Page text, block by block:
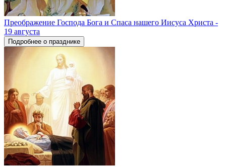
Преображение Господа Бога и Спаса нашего Иисуса Христа -
19 августа
Подробнее о празднике